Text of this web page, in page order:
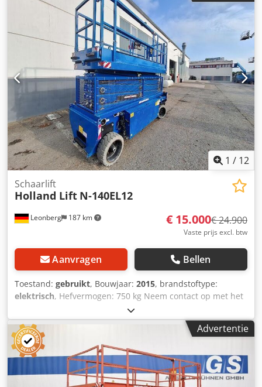
1 / 12
Leonberg 187 km
Schaarlift
Holland Lift N-140EL12
€ 15.000€ 24.900
Vaste prijs excl. btw
Aanvragen Bellen
Toestand: gebruikt, Bouwjaar: 2015, brandstoftype:
elektrisch, Hefvermogen: 750 kg Neem contact op met het
gebruikte apparatuurcentrum voor meer informatie.
Dedpfx Anjzfkvdsmjwa
Advertentie